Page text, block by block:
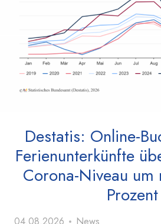
Destatis: Online-
Ferienunterkünfte
Corona-Niveau
Prozent